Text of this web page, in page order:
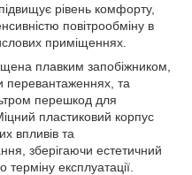
рівень комфорту,
повітрообміну в
приміщеннях.
плавким запобіжником,
перевантаженнях, та
перешкод для
пластиковий корпус
впливів та
зберігаючи естетичний
терміну експлуатації.